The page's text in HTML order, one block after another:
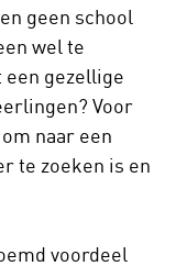
geen school
wel te
gezellige
Voor
naar een
te zoeken is en
voordeel